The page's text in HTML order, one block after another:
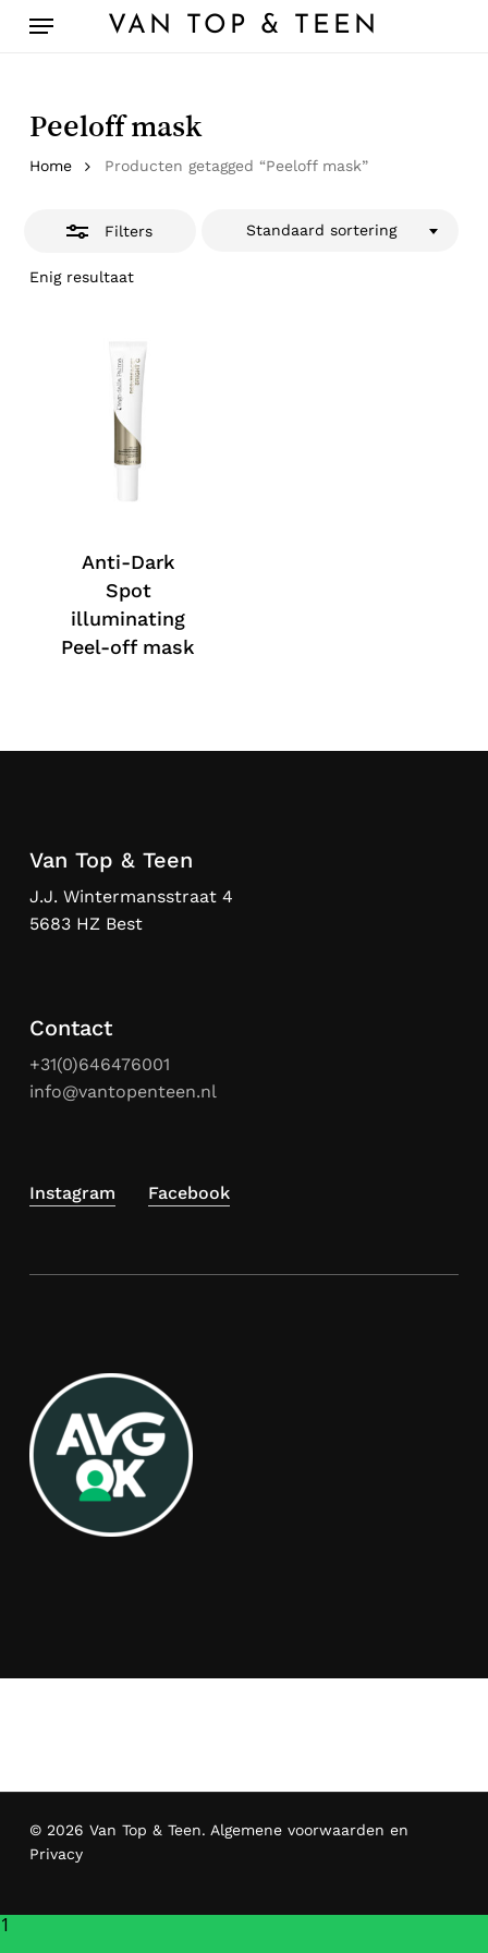
VAN TOP & TEEN
Menu
Peeloff mask
Home Producten getagged “Peeloff mask”
Filters
Enig resultaat
Standaard sortering
Anti-Dark
Spot
illuminating
Peel-off mask
Van Top & Teen
J.J. Wintermansstraat 4
5683 HZ Best
Contact
+31(0)646476001
info@vantopenteen.nl
Instagram Facebook
© 2026 Van Top & Teen. Algemene voorwaarden en
Privacy
1